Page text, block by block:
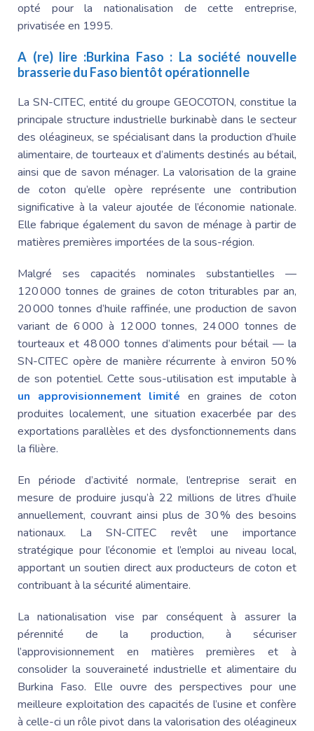
opté pour la nationalisation de cette entreprise,
privatisée en 1995.
A (re) lire :Burkina Faso : La société nouvelle
brasserie du Faso bientôt opérationnelle
La SN-CITEC, entité du groupe GEOCOTON, constitue la
principale structure industrielle burkinabè dans le secteur
des oléagineux, se spécialisant dans la production d’huile
alimentaire, de tourteaux et d’aliments destinés au bétail,
ainsi que de savon ménager. La valorisation de la graine
de coton qu’elle opère représente une contribution
significative à la valeur ajoutée de l’économie nationale.
Elle fabrique également du savon de ménage à partir de
matières premières importées de la sous-région.
Malgré ses capacités nominales substantielles —
120 000 tonnes de graines de coton triturables par an,
20 000 tonnes d’huile raffinée, une production de savon
variant de 6 000 à 12 000 tonnes, 24 000 tonnes de
tourteaux et 48 000 tonnes d’aliments pour bétail — la
SN-CITEC opère de manière récurrente à environ 50 %
de son potentiel. Cette sous-utilisation est imputable à
un approvisionnement limité en graines de coton
produites localement, une situation exacerbée par des
exportations parallèles et des dysfonctionnements dans
la filière.
En période d’activité normale, l’entreprise serait en
mesure de produire jusqu’à 22 millions de litres d’huile
annuellement, couvrant ainsi plus de 30 % des besoins
nationaux. La SN-CITEC revêt une importance
stratégique pour l’économie et l’emploi au niveau local,
apportant un soutien direct aux producteurs de coton et
contribuant à la sécurité alimentaire.
La nationalisation vise par conséquent à assurer la
pérennité de la production, à sécuriser
l’approvisionnement en matières premières et à
consolider la souveraineté industrielle et alimentaire du
Burkina Faso. Elle ouvre des perspectives pour une
meilleure exploitation des capacités de l’usine et confère
à celle-ci un rôle pivot dans la valorisation des oléagineux